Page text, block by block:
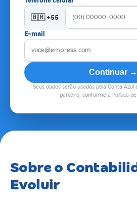
🇧🇷 +55
E-mail
Continuar →
Seus dados serão usados pela Conta
parceiro, conforme a Política de
Sobre o
Evoluir